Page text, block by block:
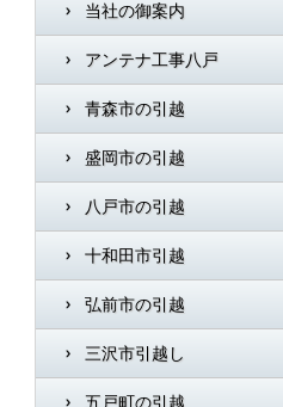
当社の御案内
アンテナ工事八戸
青森市の引越
盛岡市の引越
八戸市の引越
十和田市引越
弘前市の引越
三沢市引越し
五戸町の引越